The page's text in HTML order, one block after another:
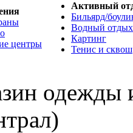
центры
Активный
Бильярд/
Водный отдых
Картинг
Тенис и сквош
одежды